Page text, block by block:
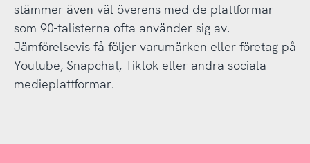
stämmer även väl överens med de plattformar
som 90-talisterna ofta använder sig av.
Jämförelsevis få följer varumärken eller företag på
Youtube, Snapchat, Tiktok eller andra sociala
medieplattformar.